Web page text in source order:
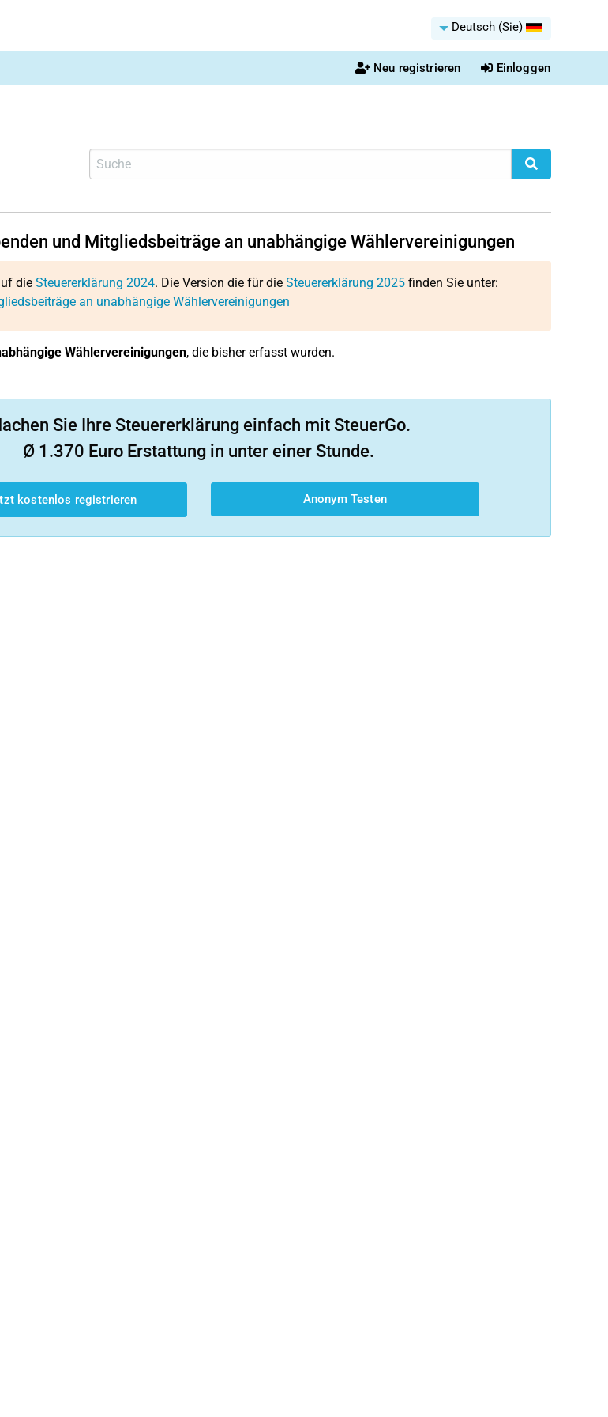
Deutsch (Sie)
Neu registrieren Einloggen
und Mitgliedsbeiträge an unabhängige Wählervereinigungen
die Steuererklärung 2024. Die Version die für die Steuererklärung 2025finden Sie unter:
an unabhängige Wählervereinigungen
Wählervereinigungen, die bisher erfasst wurden.
Sie Ihre Steuererklärung einfach mit SteuerGo.
Ø 1.370 Euro Erstattung in unter einer Stunde.
kostenlos registrieren Anonym Testen